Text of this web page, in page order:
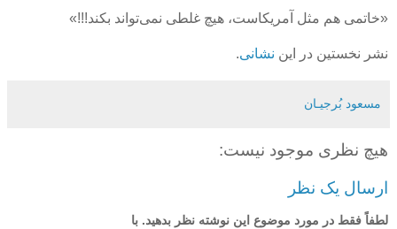
«خاتمی هم مثل آمریكاست، هیچ غلطی نمی‌تواند بكند!!!»
نشر نخستین در این نشانی.
مسعود بُرجيـان
هیچ نظری موجود نیست:
ارسال یک نظر
لطفاً فقط در مورد موضوع این نوشته نظر بدهید. با